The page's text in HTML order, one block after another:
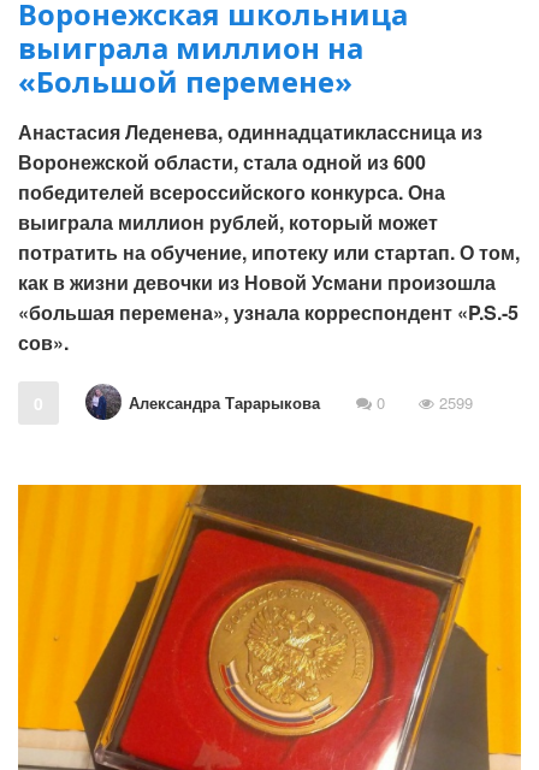
Воронежская школьница
выиграла миллион на
«Большой перемене»
Анастасия Леденева, одиннадцатиклассница из
Воронежской области, стала одной из 600
победителей всероссийского конкурса. Она
выиграла миллион рублей, который может
потратить на обучение, ипотеку или стартап. О том,
как в жизни девочки из Новой Усмани произошла
«большая перемена», узнала корреспондент «P.S.-5
сов».
0 Александра Тарарыкова 0 2599